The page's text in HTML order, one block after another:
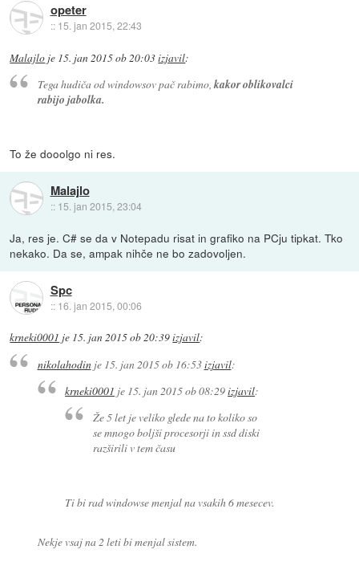
opeter
:: 15. jan 2015, 22:43
Malajlo je 15. jan 2015 ob 20:03izjavil:
Tega hudiča od windowsov pač rabimo,kakor oblikovalci
rabijo jabolka.
To že dooolgo ni res.
Malajlo
:: 15. jan 2015, 23:04
Ja, res je. C# se da v Notepadu risat in grafiko na PCju tipkat. Tko
nekako. Da se, ampak nihče ne bo zadovoljen.
Spc
:: 16. jan 2015, 00:06
krneki0001 je 15. jan 2015 ob 20:39izjavil:
nikolahodinje 15. jan 2015 ob 16:53izjavil:
krneki0001 je 15. jan 2015 ob 08:29izjavil:
Že 5 let je veliko glede na to koliko so
se mnogo boljši procesorji in ssd diski
razširili v tem času
Ti bi rad windowse menjal na vsakih 6 mesecev.
Nekje vsaj na 2 leti bi menjal sistem.